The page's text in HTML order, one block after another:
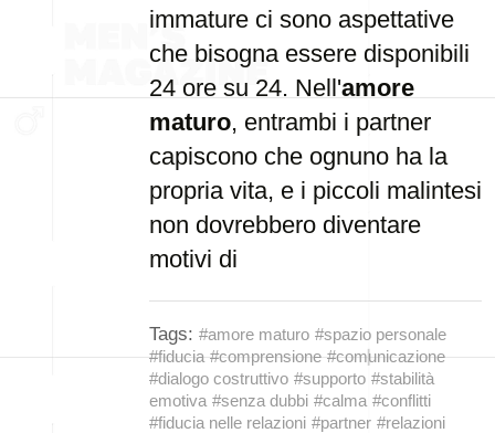
immature ci sono aspettative
che bisogna essere disponibili
24 ore su 24. Nell'amore
maturo, entrambi i partner
capiscono che ognuno ha la
propria vita, e i piccoli malintesi
non dovrebbero diventare
motivi di
Tags: #amore maturo #spazio personale
#fiducia #comprensione #comunicazione
#dialogo costruttivo #supporto #stabilità
emotiva #senza dubbi #calma #conflitti
#fiducia nelle relazioni #partner #relazioni